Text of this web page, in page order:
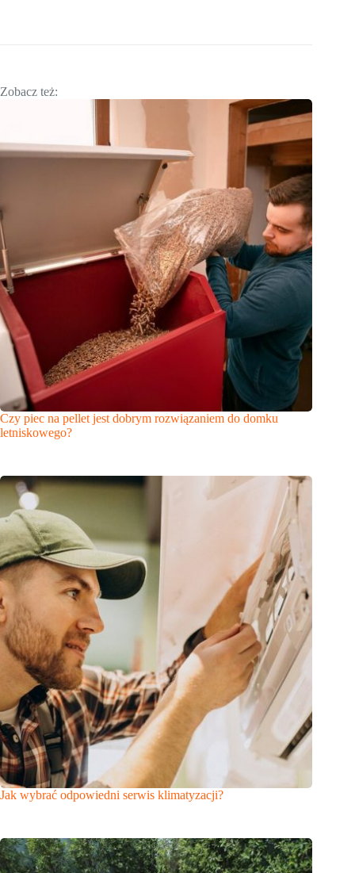
Zobacz też:
Czy piec na pellet jest dobrym rozwiązaniem do domku
letniskowego?
Jak wybrać odpowiedni serwis klimatyzacji?